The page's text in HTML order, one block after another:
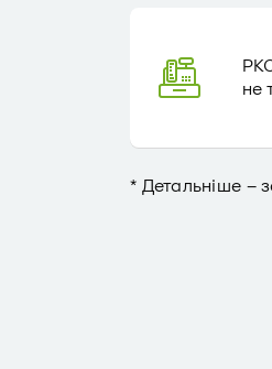
не
* Детальніше –